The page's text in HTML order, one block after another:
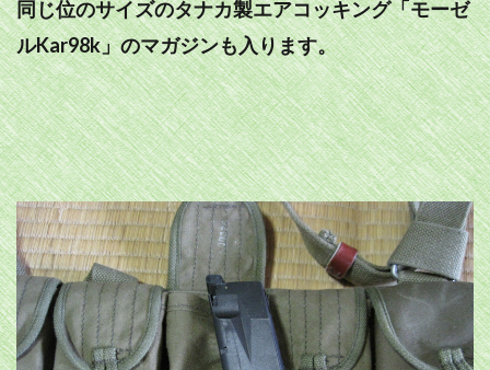
同じ位のサイズのタナカ製エアコッキング「モーゼ
ルKar98k」のマガジンも入ります。